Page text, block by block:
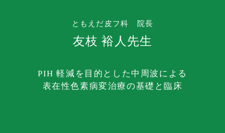
ともえだ皮フ科 院長
友枝 裕人先生
PIH 軽減を目的とした中周波による
表在性色素病変治療の基礎と臨床